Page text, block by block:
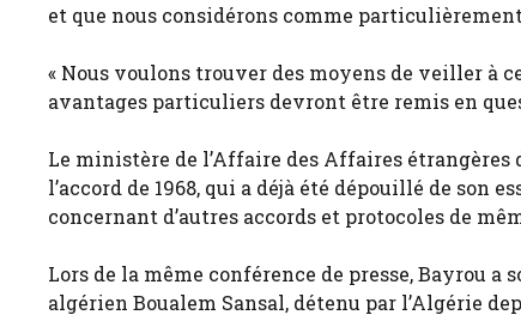
et que nous considérons comme
« Nous voulons trouver des moyens de veiller à
avantages particuliers devront être remis en
Le ministère de l’Affaire des Affaires étrangères
l’accord de 1968, qui a déjà été dépouillé de son
concernant d’autres accords et protocoles de
Lors de la même conférence de presse, Bayrou
algérien Boualem Sansal, détenu par l’Algérie